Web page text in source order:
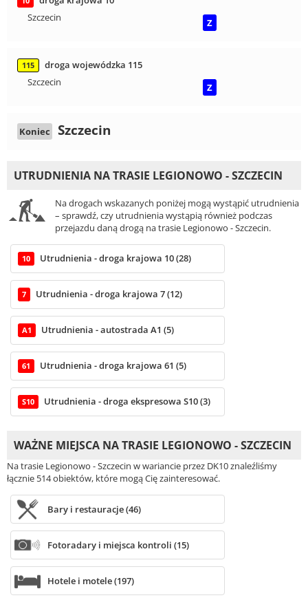
Szczecin
Z
115
droga wojewódzka 115
Szczecin
Z
Koniec Szczecin
UTRUDNIENIA NA TRASIE LEGIONOWO - SZCZECIN
Na drogach wskazanych poniżej mogą wystąpić utrudnienia
– sprawdź, czy utrudnienia wystąpią również podczas
przejazdu daną drogą na trasie Legionowo - Szczecin.
10 Utrudnienia - droga krajowa 10 (28)
7 Utrudnienia - droga krajowa 7 (12)
A1 Utrudnienia - autostrada A1 (5)
61 Utrudnienia - droga krajowa 61 (5)
S10 Utrudnienia - droga ekspresowa S10 (3)
WAŻNE MIEJSCA NA TRASIE LEGIONOWO - SZCZECIN
Na trasie Legionowo - Szczecin w wariancie przez DK10 znaleźliśmy
łącznie 514 obiektów, które mogą Cię zainteresować.
Bary i restauracje (46)
Fotoradary i miejsca kontroli (15)
Hotele i motele (197)